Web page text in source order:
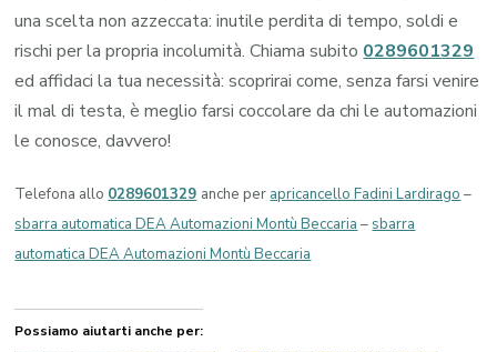
una scelta non azzeccata: inutile perdita di tempo, soldi e
rischi per la propria incolumità. Chiama subito 0289601329
ed affidaci la tua necessità: scoprirai come, senza farsi venire
il mal di testa, è meglio farsi coccolare da chi le automazioni
le conosce, davvero!
Telefona allo 0289601329 anche per apricancello Fadini Lardirago –
sbarra automatica DEA Automazioni Montù Beccaria – sbarra
automatica DEA Automazioni Montù Beccaria
Possiamo aiutarti anche per: